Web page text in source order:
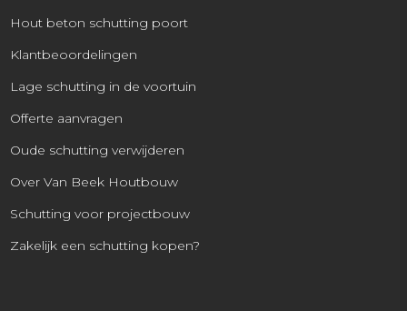
Hout beton schutting poort
Klantbeoordelingen
Lage schutting in de voortuin
Offerte aanvragen
Oude schutting verwijderen
Over Van Beek Houtbouw
Schutting voor projectbouw
Zakelijk een schutting kopen?